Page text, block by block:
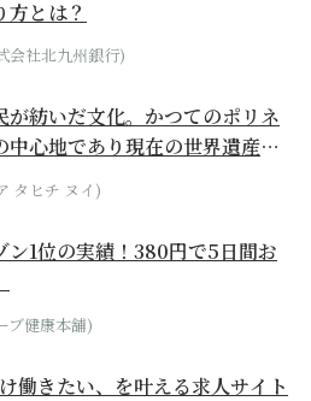
方とは？
会社北九州銀行)
が紡いだ文化。かつてのポリネ
中心地であり現在の世界遺産か
てくる...
タヒチ ヌイ)
ン1位の実績！380円で5日間お
ブ健康本舗)
働きたい、を叶える求人サイト